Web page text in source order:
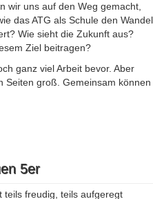
wir uns auf den Weg gemacht,
das ATG als Schule den Wandel
Wie sieht die Zukunft aus?
Ziel beitragen?
ganz viel Arbeit bevor. Aber
Seiten groß. Gemeinsam können
5er
teils freudig, teils aufgeregt